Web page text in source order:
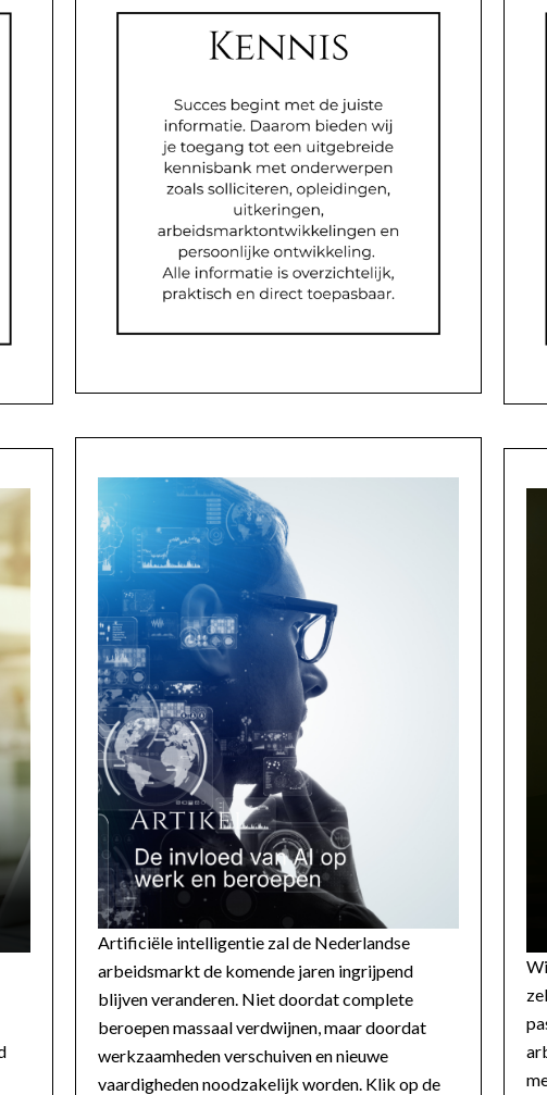
Artificiële intelligentie zal de Nederlandse
arbeidsmarkt de komende jaren ingrijpend
blijven veranderen. Niet doordat complete
beroepen massaal verdwijnen, maar doordat
werkzaamheden verschuiven en nieuwe
vaardigheden noodzakelijk worden. Klik op de